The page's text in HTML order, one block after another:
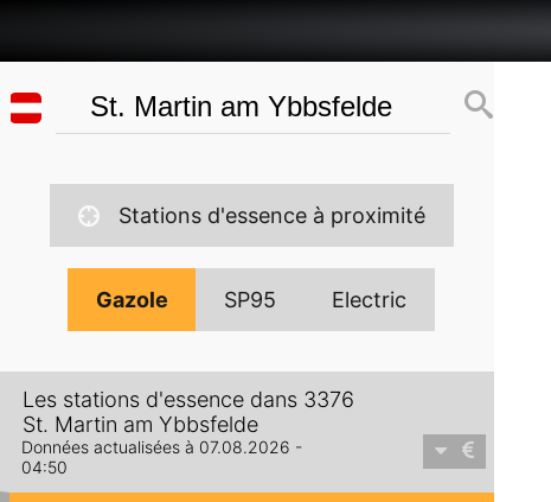
Stations d'essence à proximité
Gazole SP95 Electric
Les stations d'essence dans 3376
St. Martin am Ybbsfelde
Données actualisées à 07.08.2026 -
04:50